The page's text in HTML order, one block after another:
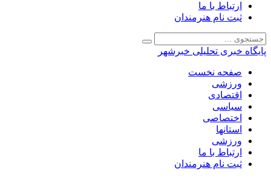
ارتباط با ما
ثبت نام هنرمندان
پایگاه خبری تحلیلی خبرشهر
صفحه نخست
ورزشی
اقتصادی
سیاسی
اختصاصی
استانها
ورزشی
ارتباط با ما
ثبت نام هنرمندان